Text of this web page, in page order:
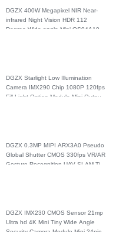
DGZX 400W Megapixel NIR Near-
infrared Night Vision HDR 112
Degree Wide-angle Mipi OS04A10
DGZX Starlight Low Illumination
Camera IMX290 Chip 1080P 120fps
Fill Light Option Module Mipi Output
DGZX 0.3MP MIPI ARX3A0 Pseudo
Global Shutter CMOS 330fps VR/AR
Gesture Recognition UAV SLAM Tiny
DGZX IMX230 CMOS Sensor 21mp
Ultra hd 4K Mini Tiny Wide Angle
Security Camera Module Mipi 24pin